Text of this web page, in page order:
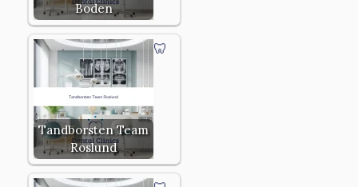
Boden
Tandborsten Team
Roslund